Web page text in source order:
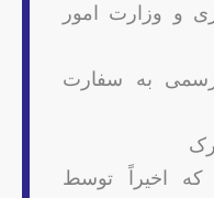
و وزارت امور
به سفارت
اخیراً توسط